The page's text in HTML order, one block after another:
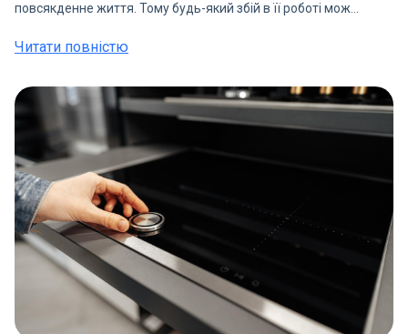
повсякденне життя. Тому будь-який збій в її роботі мож...
Читати повністю